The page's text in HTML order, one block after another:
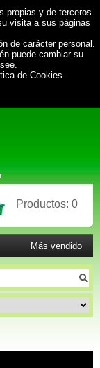
propias y de terceros
visita a sus páginas
de carácter personal.
puede cambiar su
de Cookies.
Productos: 0
Más vendido